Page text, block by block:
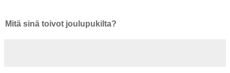
Mitä sinä toivot joulupukilta?